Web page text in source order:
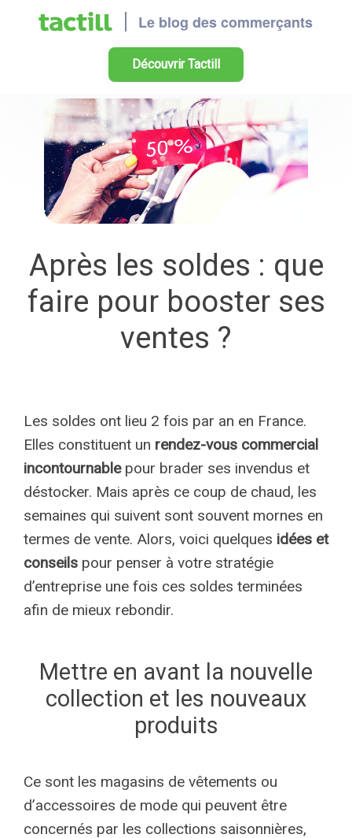
Découvrir Tactill
Après les soldes : que
faire pour booster ses
ventes ?
Les soldes ont lieu 2 fois par an en France.
Elles constituent un rendez-vous commercial
incontournablepour brader ses invendus et
déstocker. Mais après ce coup de chaud, les
semaines qui suivent sont souvent mornes en
termes de vente. Alors, voici quelques idées et
conseils pour penser à votre stratégie
d’entreprise une fois ces soldes terminées
afin de mieux rebondir.
Mettre en avant la nouvelle
collection et les nouveaux
produits
Ce sont les magasins de vêtements ou
d’accessoires de mode qui peuvent être
concernés par les collections saisonnières,